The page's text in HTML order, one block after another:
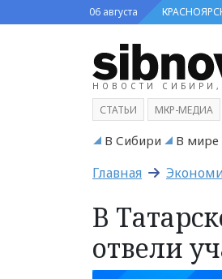
06 августа
НОВОСТИ
СТАТЬИ МКР-МЕДИА
В Сибири В мире
Главная
В
отвели